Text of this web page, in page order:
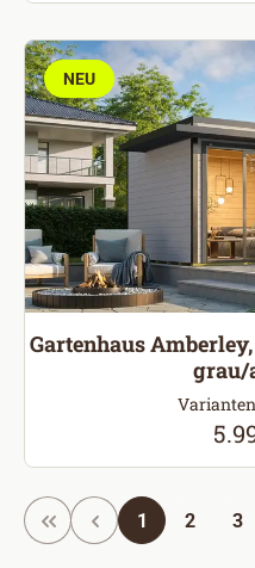
NEU
Gartenhaus
grau/
Seite
1 Seite
2 3